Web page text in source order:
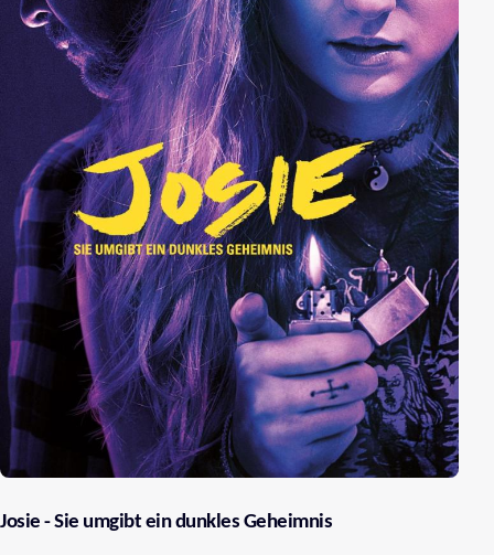
Josie - Sie umgibt ein dunkles Geheimnis